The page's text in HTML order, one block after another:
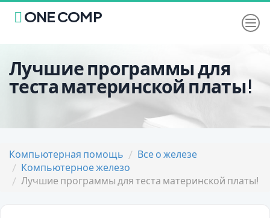
ONE COMP
Лучшие программы для
теста материнской платы!
Компьютерная помощь
Все о железе
Компьютерное железо
Лучшие программы для теста материнской платы!